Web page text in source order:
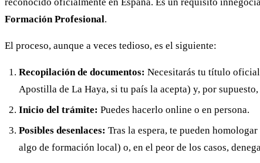
Formación Profesional.
El proceso, aunque a veces tedioso, es el siguiente:
Recopilación de documentos: Necesitarás tu título
Apostilla de La Haya, si tu país la acepta) y, por
Inicio del trámite: Puedes hacerlo online o en persona.
Posibles desenlaces: Tras la espera, te pueden
algo de formación local) o, en el peor de los casos,